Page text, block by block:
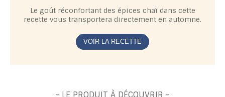
Le goût réconfortant des épices chaï dans cette
recette vous transportera directement en automne.
VOIR LA RECETTE
- LE PRODUIT À DÉCOUVRIR -